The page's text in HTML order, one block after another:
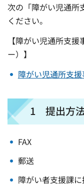
次の「障がい児通所
ください。
【障がい児通所支
ー）】
障がい児通所支援
1 提出方
FAX
郵送
障がい者支援課